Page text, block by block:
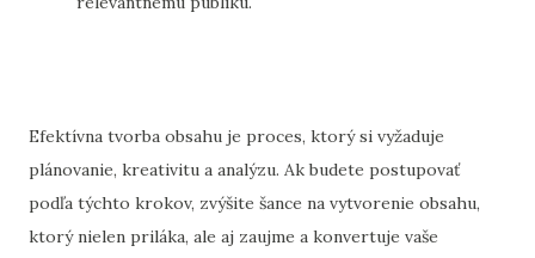
Efektívna tvorba obsahu je proces, ktorý si vyžaduje
plánovanie, kreativitu a analýzu. Ak budete postupovať
podľa týchto krokov, zvýšite šance na vytvorenie obsahu,
ktorý nielen priláka, ale aj zaujme a konvertuje vaše